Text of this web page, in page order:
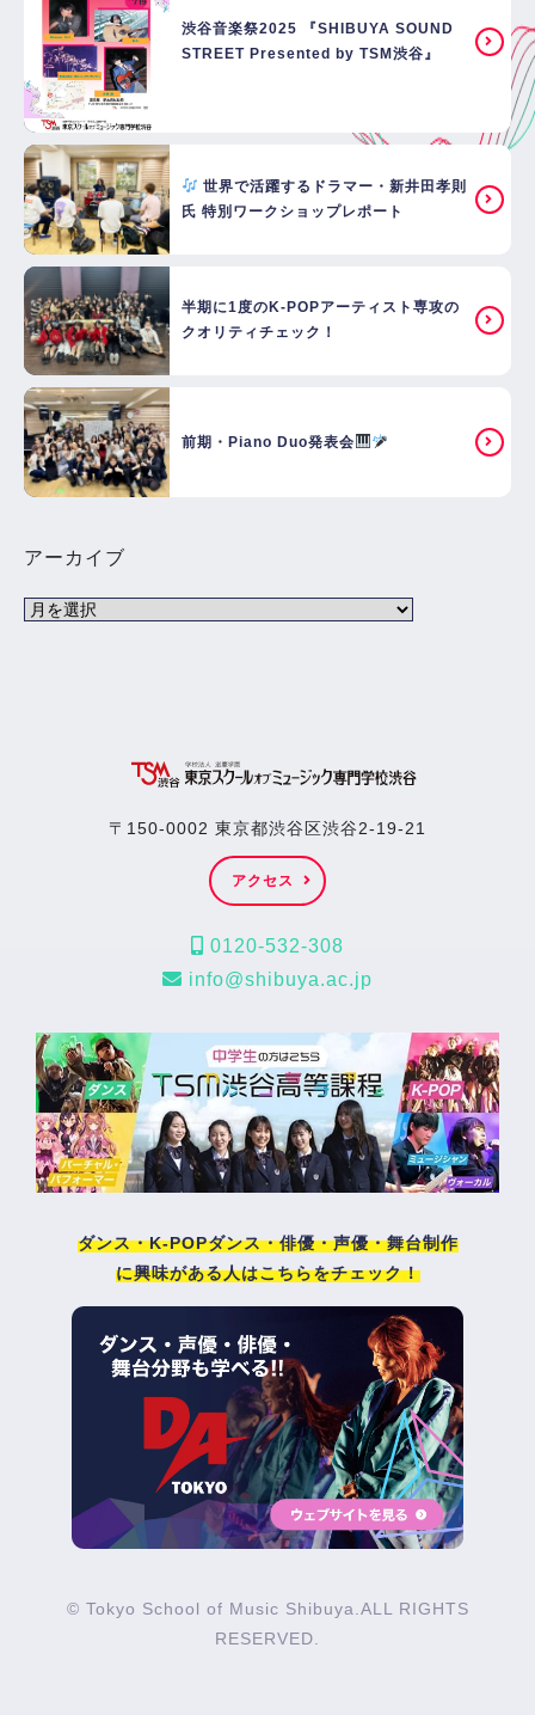
渋谷音楽祭2025 『SHIBUYA SOUND
STREET Presented by TSM渋谷』
世界で活躍するドラマー・新井田孝則
氏 特別ワークショップレポート
半期に1度のK-POPアーティスト専攻の
クオリティチェック！
前期・Piano Duo発表会
アーカイブ
〒150-0002 東京都渋谷区渋谷2-19-21
アクセス
0120-532-308
info@shibuya.ac.jp
ダンス・K-POPダンス・俳優・声優・舞台制作
に興味がある人はこちらをチェック！
© Tokyo School of Music Shibuya.ALL RIGHTS
RESERVED.